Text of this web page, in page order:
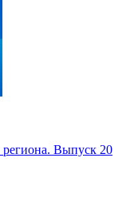
Выпуск 20